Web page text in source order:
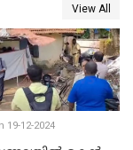
സ്ഥിരീകരണം
View All
19-12-2024